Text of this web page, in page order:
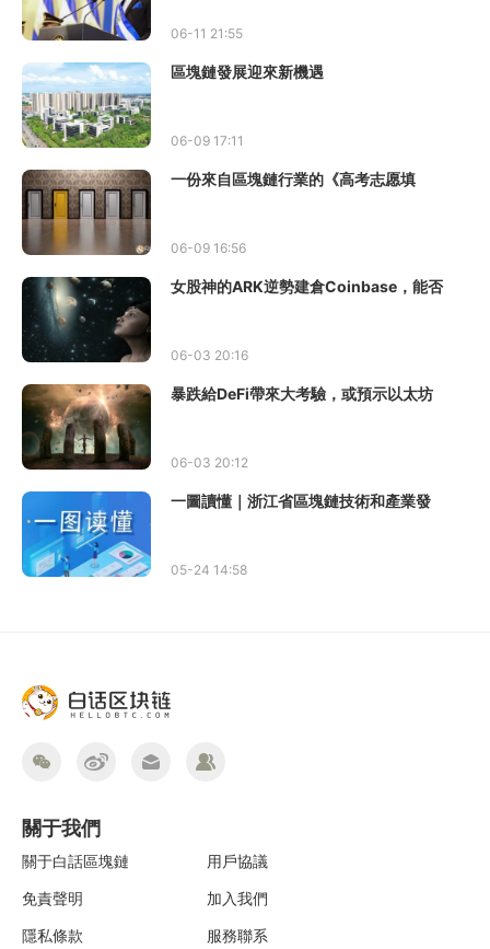
06-11 21:55
區塊鏈發展迎來新機遇
06-09 17:11
一份來自區塊鏈行業的《高考志愿填
06-09 16:56
女股神的ARK逆勢建倉Coinbase，能否
06-03 20:16
暴跌給DeFi帶來大考驗，或預示以太坊
06-03 20:12
一圖讀懂｜浙江省區塊鏈技術和產業發
05-24 14:58
關于我們
關于白話區塊鏈
用戶協議
免責聲明
加入我們
隱私條款
服務聯系